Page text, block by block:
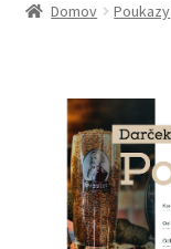
Príslušenstvo
Domov Poukazy